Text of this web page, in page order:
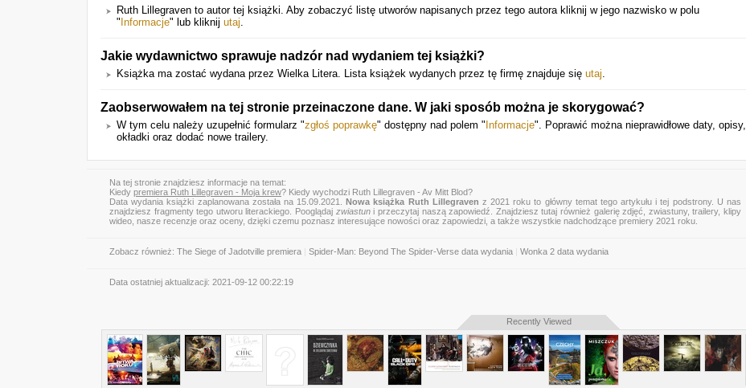
Ruth Lillegraven to autor tej książki. Aby zobaczyć listę utworów napisanych przez tego autora kliknij w jego nazwisko w polu
" Informacje" lub kliknij utaj.
Jakie wydawnictwo sprawuje nadzór nad wydaniem tej książki?
Książka ma zostać wydana przez Wielka Litera. Lista książek wydanych przez tę firmę znajduje się utaj.
Zaobserwowałem na tej stronie przeinaczone dane. W jaki sposób można je skorygować?
W tym celu należy uzupełnić formularz "zgłoś poprawkę" dostępny nad polem " Informacje". Poprawić można nieprawidłowe daty, opisy,
okładki oraz dodać nowe trailery.
Na tej stronie znajdziesz informacje na temat:
Kiedy premiera Ruth Lillegraven - Moja krew? Kiedy wychodzi Ruth Lillegraven - Av Mitt Blod?
Data wydania książki zaplanowana została na 15.09.2021.Nowa książka Ruth Lillegraven z 2021 roku to główny temat tego artykułu i tej podstrony. U nas
znajdziesz fragmenty tego utworu literackiego. Pooglądaj zwiastuni przeczytaj naszą zapowiedź. Znajdziesz tutaj również galerię zdjęć, zwiastuny, trailery, klipy
wideo, nasze recenzje oraz oceny, dzięki czemu poznasz interesujące nowości oraz zapowiedzi, a także wszystkie nadchodzące premiery 2021 roku.
Zobacz również: The Siege of Jadotville premiera Spider-Man: Beyond The Spider-Verse data wydania Wonka 2 data wydania
Data ostatniej aktualizacji: 2021-09-12 00:22:19
Recently Viewed